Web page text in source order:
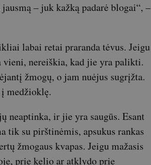
– juk kažką padarė blogai“, –
labai retai praranda tėvus. Jeigu
nereiškia, kad jie yra palikti.
žmogų, o jam nuėjus sugrįžta.
medžioklę.
neaptinka, ir jie yra saugūs. Esant
su pirštinėmis, apsukus rankas
žmogaus kvapas. Jeigu mažasis
prie kelio ar atklydo prie